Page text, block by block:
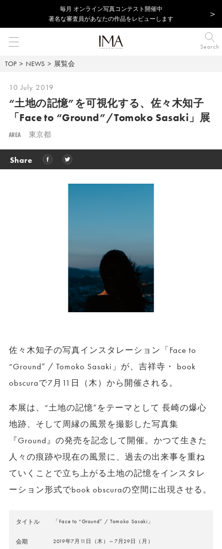
毎⽉ オンライン写真コンテスト開催中
著名な審査員があなたの作品をレビューします
Search
TOP NEWS 展覧会
10 July 2019
“土地の記憶”を可視化する、佐々木知子
「Face to “Ground”/Tomoko Sasaki」展
AREA 東京都
Share
佐々木知子の写真インスタレーション「Face to
“Ground” / Tomoko Sasaki」が、吉祥寺・ book
obscuraで7月11日（木）から開催される。
本展は、“土地の記憶”をテーマとして 長崎の爆心
地跡、そして周縁の風景を撮影した写真集
『Ground』の発売を記念して開催。かつて生きた
人々の痕跡や現在の風景に、過去の出来事を重ね
ていくことで立ち上がる土地の記憶をインスタレ
ーション形式でbook obscuraの空間に出現させる。
タイトル 「Face to “Ground” / Tomoko Sasaki」
会期 2019年7月11日（木）～7月29日（月）